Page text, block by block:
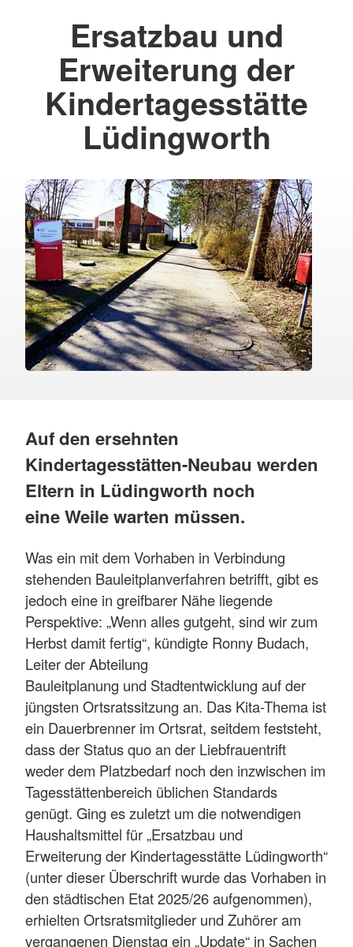
Ersatzbau und
Erweiterung der
Kindertagesstätte
Lüdingworth
Auf den ersehnten
Kindertagesstätten-Neubau werden
Eltern in Lüdingworth noch
eine Weile warten müssen.
Was ein mit dem Vorhaben in Verbindung
stehenden Bauleitplanverfahren betrifft, gibt es
jedoch eine in greifbarer Nähe liegende
Perspektive: „Wenn alles gutgeht, sind wir zum
Herbst damit fertig“, kündigte Ronny Budach,
Leiter der Abteilung
Bauleitplanung und Stadtentwicklung auf der
jüngsten Ortsratssitzung an. Das Kita-Thema ist
ein Dauerbrenner im Ortsrat, seitdem feststeht,
dass der Status quo an der Liebfrauentrift
weder dem Platzbedarf noch den inzwischen im
Tagesstättenbereich üblichen Standards
genügt. Ging es zuletzt um die notwendigen
Haushaltsmittel für „Ersatzbau und
Erweiterung der Kindertagesstätte Lüdingworth“
(unter dieser Überschrift wurde das Vorhaben in
den städtischen Etat 2025/26 aufgenommen),
erhielten Ortsratsmitglieder und Zuhörer am
vergangenen Dienstag ein „Update“ in Sachen